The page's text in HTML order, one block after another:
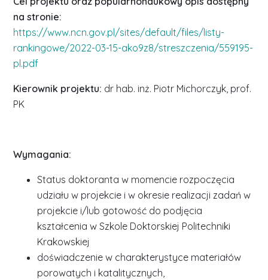
na stronie:
https://www.ncn.gov.pl/sites/default/files/listy-
rankingowe/2022-03-15-ako9z8/streszczenia/559195-
pl.pdf
Kierownik projektu: dr hab. inż. Piotr Michorczyk, prof.
PK
Wymagania:
Status doktoranta w momencie rozpoczęcia
udziału w projekcie i w okresie realizacji zadań w
projekcie i/lub gotowość do podjęcia
kształcenia w Szkole Doktorskiej Politechniki
Krakowskiej
doświadczenie w charakterystyce materiałów
porowatych i katalitycznych,